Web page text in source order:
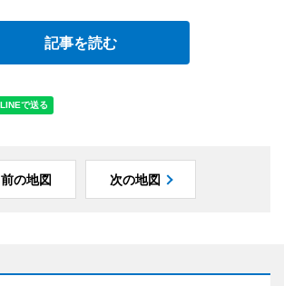
記事を読む
前の地図 次の地図